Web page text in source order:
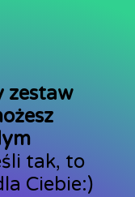
zestaw
tak, to
Ciebie:)